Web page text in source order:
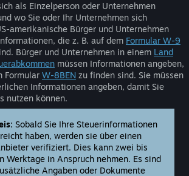
als Einzelperson oder Unternehmen
wo Sie oder Ihr Unternehmen sich
amerikanische Bürger und Unternehmen
die z. B. auf dem Formular W-9
Bürger und Unternehmen in einem Land
müssen Informationen angeben,
Formular W-8BEN zu finden sind. Sie müssen
Informationen angeben, damit Sie
nutzen können.
Sobald Sie Ihre Steuerinformationen
haben, werden sie über einen
verifiziert. Dies kann zwei bis
Werktage in Anspruch nehmen. Es sind
Angaben oder Dokumente